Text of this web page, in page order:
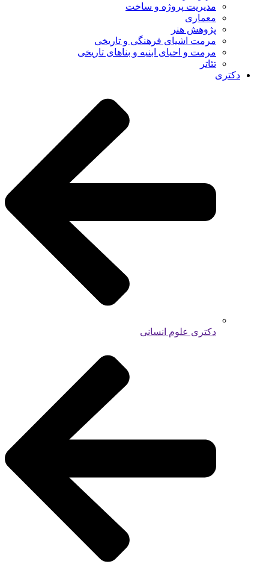
مدیریت پروژه و ساخت
معماری
پژوهش هنر
مرمت اشیای فرهنگی و تاریخی
مرمت و احیای ابنیه و بناهای تاریخی
تئاتر
دکتری
دکتری علوم انسانی